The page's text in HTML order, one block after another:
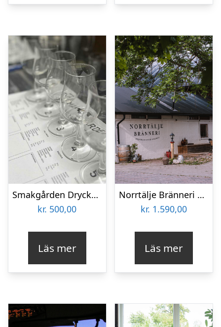
Smakgården Dryckesprovning för två
kr. 500,00
Läs mer
Norrtälje Bränneri Provning för två
kr. 1.590,00
Läs mer